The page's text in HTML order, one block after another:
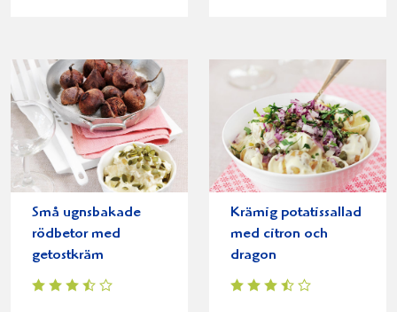
Små ugnsbakade
rödbetor med
getostkräm
Krämig potatissallad
med citron och
dragon